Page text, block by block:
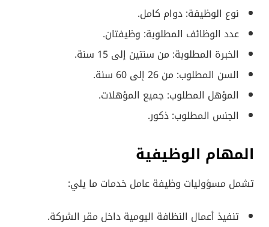
نوع الوظيفة: دوام كامل.
عدد الوظائف المطلوبة: وظيفتان.
الخبرة المطلوبة: من سنتين إلى 15 سنة.
السن المطلوب: من 26 إلى 60 سنة.
المؤهل المطلوب: جميع المؤهلات.
الجنس المطلوب: ذكور.
المهام الوظيفية
تشمل مسؤوليات وظيفة عامل خدمات ما يلي:
تنفيذ أعمال النظافة اليومية داخل مقر الشركة.